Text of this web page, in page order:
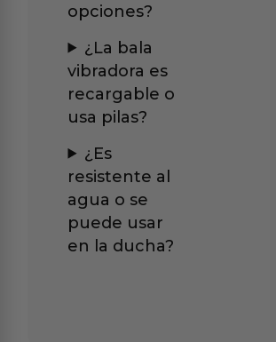
opciones?
¿La bala
vibradora es
recargable o
usa pilas?
¿Es
resistente al
agua o se
puede usar
en la ducha?